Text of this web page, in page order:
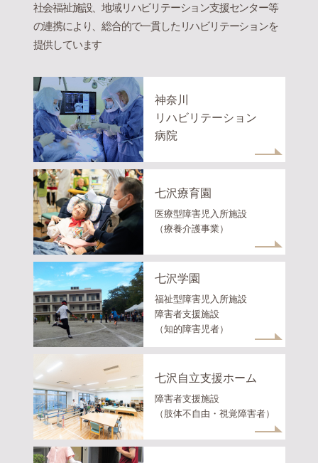
社会福祉施設、地域リハビリテーション支援センター等
の連携により、総合的で一貫したリハビリテーションを
提供しています
神奈川
リハビリテーション
病院
七沢療育園
医療型障害児入所施設
（療養介護事業）
七沢学園
福祉型障害児入所施設
障害者支援施設
（知的障害児者）
七沢自立支援ホーム
障害者支援施設
（肢体不自由・視覚障害者）